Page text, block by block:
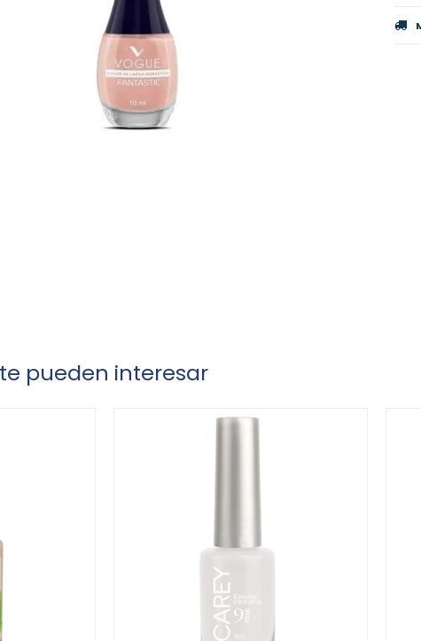
pueden interesar